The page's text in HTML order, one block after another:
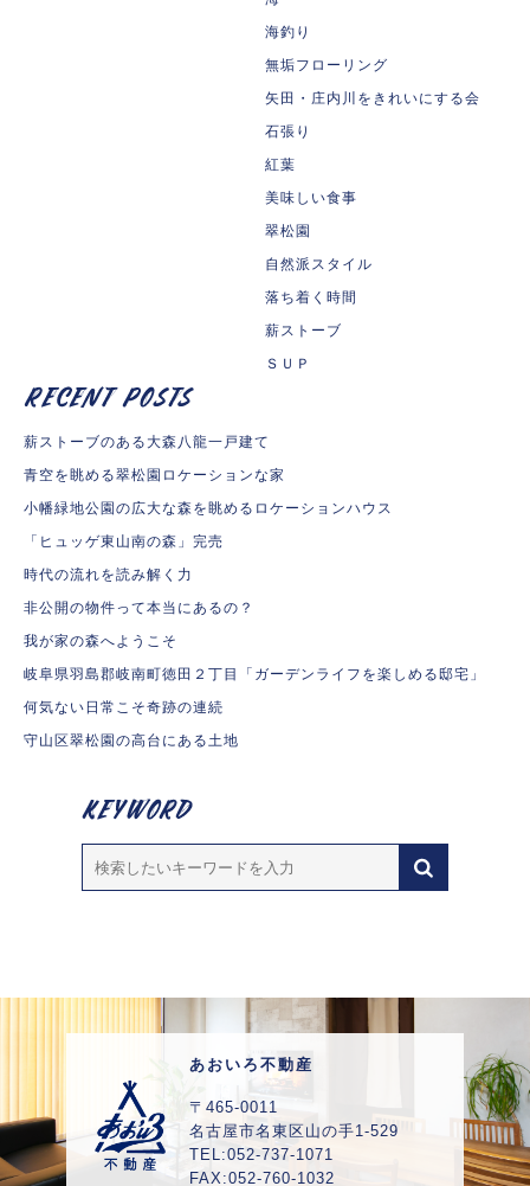
海釣り
無垢フローリング
矢田・庄内川をきれいにする会
石張り
紅葉
美味しい食事
翠松園
自然派スタイル
落ち着く時間
薪ストーブ
ＳＵＰ
薪ストーブのある大森八龍一戸建て
青空を眺める翠松園ロケーションな家
小幡緑地公園の広大な森を眺めるロケーションハウス
「ヒュッゲ東山南の森」完売
時代の流れを読み解く力
非公開の物件って本当にあるの？
我が家の森へようこそ
岐阜県羽島郡岐南町徳田２丁目「ガーデンライフを楽しめる邸宅」
何気ない日常こそ奇跡の連続
守山区翠松園の高台にある土地
あおいろ不動産
〒465-0011
名古屋市名東区山の手1-529
TEL:052-737-1071
FAX:052-760-1032